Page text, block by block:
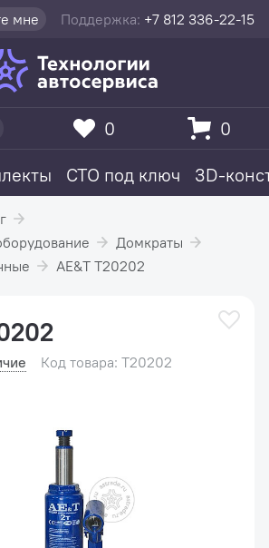
мне Поддержка: +7 812 336-22-15
СТО под ключ 3D-
0 0
Домкраты
AE&T T20202
Код товара: T20202